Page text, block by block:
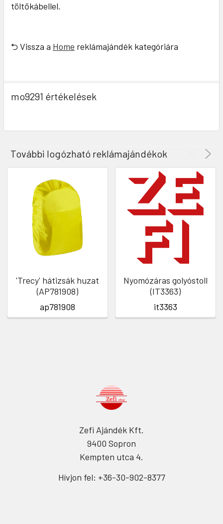
töltőkábellel.
⮌ Vissza a Home reklámajándék kategóriára
mo9291 értékelések
További logózható reklámajándékok
'Trecy' hátizsák huzat
(AP781908)
ap781908
Nyomózáras golyóstoll
(IT3363)
it3363
Zefi Ajándék Kft.
9400 Sopron
Kempten utca 4.
Hívjon fel: +36-30-902-8377